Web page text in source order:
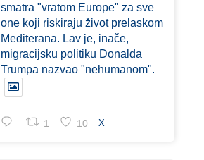
smatra "vratom Europe" za sve
one koji riskiraju život prelaskom
Mediterana. Lav je, inače,
migracijsku politiku Donalda
Trumpa nazvao "nehumanom".
1 10 X